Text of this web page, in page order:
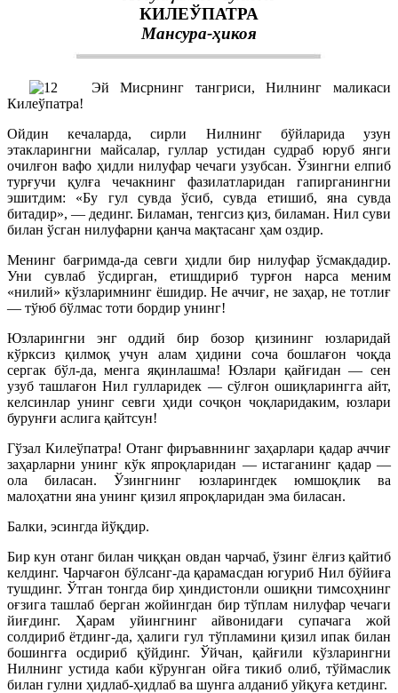
КИЛЕЎПАТРА
Мансура-ҳикоя
Эй Мисрнинг тангриси, Нилнинг маликаси
Килеўпатра!
Ойдин кечаларда, сирли Нилнинг бўйларида узун
этакларингни майсалар, гуллар устидан судраб юруб янги
очилғон вафо ҳидли нилуфар чечаги узубсан. Ўзингни елпиб
турғучи қулға чечакнинг фазилатларидан гапирганингни
эшитдим: «Бу гул сувда ўсиб, сувда етишиб, яна сувда
битадир», — дединг. Биламан, тенгсиз қиз, биламан. Нил суви
билан ўсган нилуфарни қанча мақтасанг ҳам оздир.
Менинг бағримда-да севги ҳидли бир нилуфар ўсмакдадир.
Уни сувлаб ўсдирган, етишдириб турғон нарса меним
«нилий» кўзларимнинг ёшидир. Не аччиғ, не заҳар, не тотлиғ
— тўюб бўлмас тоти бордир унинг!
Юзларингни энг оддий бир бозор қизининг юзларидай
кўрксиз қилмоқ учун алам ҳидини соча бошлағон чоқда
сергак бўл-да, менга яқинлашма! Юзлари қайғидан — сен
узуб ташлағон Нил гулларидек — сўлғон ошиқларингга айт,
келсинлар унинг севги ҳиди сочқон чоқларидаким, юзлари
бурунғи аслига қайтсун!
Гўзал Килеўпатра! Отанг фиръавннинг заҳарлари қадар аччиғ
заҳарларни унинг кўк япроқларидан — истаганинг қадар —
ола биласан. Ўзингнинг юзларингдек юмшоқлик ва
малоҳатни яна унинг қизил япроқларидан эма биласан.
Балки, эсингда йўқдир.
Бир кун отанг билан чиққан овдан чарчаб, ўзинг ёлғиз қайтиб
келдинг. Чарчағон бўлсанг-да қарамасдан югуриб Нил бўйиға
тушдинг. Ўтган тонгда бир ҳиндистонли ошиқни тимсоҳнинг
оғзига ташлаб берган жойингдан бир тўплам нилуфар чечаги
йиғдинг. Ҳарам уйингнинг айвонидағи супачага жой
солдириб ётдинг-да, ҳалиги гул тўпламини қизил ипак билан
бошингға осдириб қўйдинг. Ўйчан, қайғили кўзларингни
Нилнинг устида каби кўрунган ойға тикиб олиб, тўймаслик
билан гулни ҳидлаб-ҳидлаб ва шунга алданиб уйқуға кетдинг.